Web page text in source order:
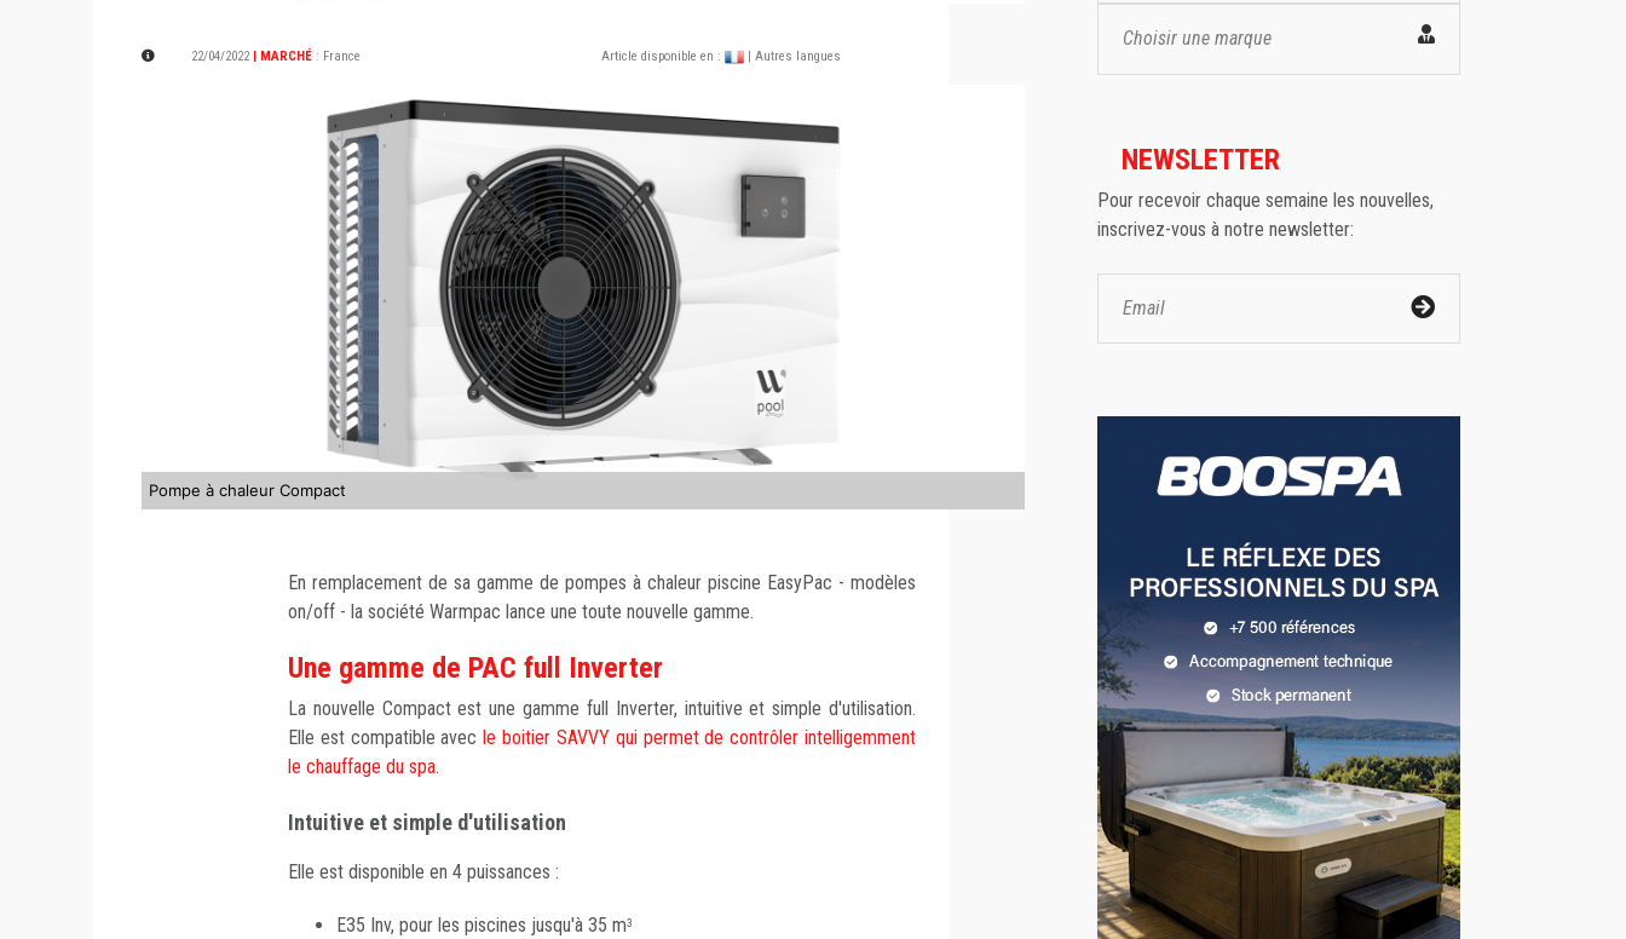
22/04/2022 | MARCHÉ : France Article disponible en : | Autres langues
Pompe à chaleur Compact
En remplacement de sa gamme de pompes à chaleur piscine EasyPac - modèles
on/off - la société Warmpac lance une toute nouvelle gamme.
Une gamme de PAC full Inverter
La nouvelle Compact est une gamme full Inverter, intuitive et simple d'utilisation.
Elle est compatible avec le boitier SAVVY qui permet de contrôler intelligemment
le chauffage du spa.
Intuitive et simple d'utilisation
Elle est disponible en 4 puissances :
E35 Inv, pour les piscines jusqu'à 35 m3
Choisir une marque
NEWSLETTER
Pour recevoir chaque semaine les nouvelles,
inscrivez-vous à notre newsletter: